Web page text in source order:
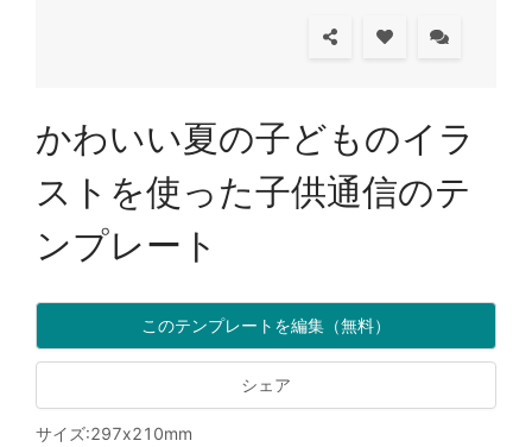
かわいい夏の子どものイラ
ストを使った子供通信のテ
ンプレート
このテンプレートを編集（無料）
シェア
サイズ:297x210mm